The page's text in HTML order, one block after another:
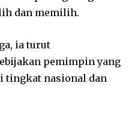
dan memilih.
ia turut
pemimpin yang
tingkat nasional dan